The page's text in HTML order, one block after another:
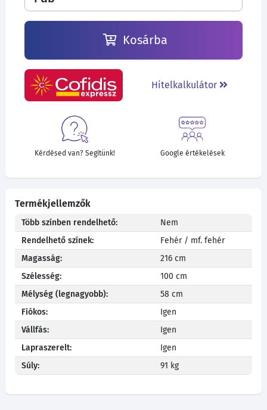
Kosárba
Hitelkalkulátor
Kérdésed van? Segítünk! Google értékelések
Termékjellemzők
Több színben rendelhető:
Nem
Rendelhető színek:
Fehér / mf. fehér
Magasság:
216 cm
Szélesség:
100 cm
Mélység (legnagyobb):
58 cm
Fiókos:
Igen
Vállfás:
Igen
Lapraszerelt:
Igen
Súly:
91 kg